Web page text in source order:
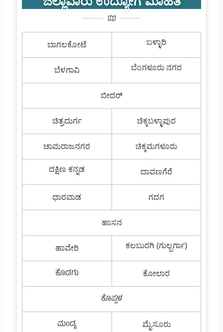
ಬಾಗಲಕೋಟೆ ಬಳ್ಳಾರಿ
ಬೆಳಗಾವಿ ಬೆಂಗಳೂರು ನಗರ
ಬೀದರ್
ಚಿತ್ರದುರ್ಗ ಚಿಕ್ಕಬಳ್ಳಾಪುರ
ಚಾಮರಾಜನಗರ ಚಿಕ್ಕಮಗಳೂರು
ದಕ್ಷಿಣ ಕನ್ನಡ ದಾವಣಗೆರೆ
ಧಾರವಾಡ ಗದಗ
ಹಾಸನ
ಹಾವೇರಿ ಕಲಬುರಗಿ (ಗುಲ್ಬರ್ಗಾ)
ಕೊಡಗು ಕೋಲಾರ
ಕೊಪ್ಪಳ
ಮಂಡ್ಯ
ಮೈಸೂರು